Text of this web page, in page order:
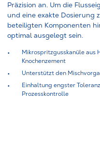
Präzision an. Um die
und eine exakte Dosierung
beteiligten Komponenten
optimal ausgelegt sein.
Mikrospritzgusskanüle aus
Knochenzement
Unterstützt den
Einhaltung engster
Prozesskontrolle